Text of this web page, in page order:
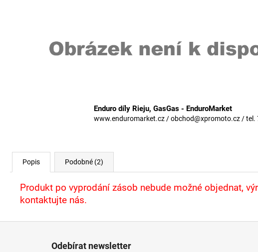
Enduro díly Rieju, GasGas - EnduroMarket
www.enduromarket.cz / obchod@xpromoto.cz / tel.
Popis Podobné (2)
Produkt po vyprodání zásob nebude možné objednat,
kontaktujte nás.
Odebírat newsletter